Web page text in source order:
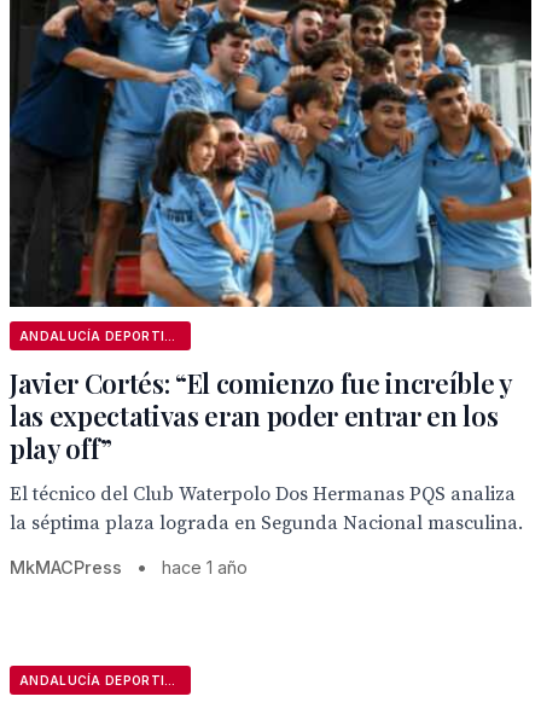
Javier Cortés: “El comienzo fue increíble y
las expectativas eran poder entrar en los
play off”
El técnico del Club Waterpolo Dos Hermanas PQS analiza
la séptima plaza lograda en Segunda Nacional masculina.
MkMACPress • hace 1 año